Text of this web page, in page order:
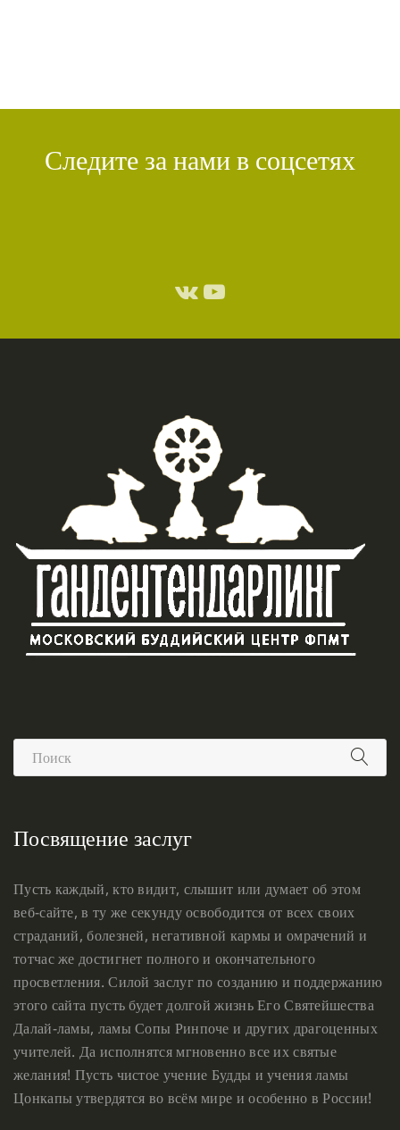
Следите за нами в соцсетях
Посвящение заслуг
Пусть каждый, кто видит, слышит или думает об этом
веб-сайте, в ту же секунду освободится от всех своих
страданий, болезней, негативной кармы и омрачений и
тотчас же достигнет полного и окончательного
просветления. Силой заслуг по созданию и поддержанию
этого сайта пусть будет долгой жизнь Его Святейшества
Далай-ламы, ламы Сопы Ринпоче и других драгоценных
учителей. Да исполнятся мгновенно все их святые
желания! Пусть чистое учение Будды и учения ламы
Цонкапы утвердятся во всём мире и особенно в России!